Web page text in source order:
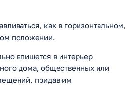
как в горизонтальном,
положении.
впишется в интерьер
дома, общественных или
придав им